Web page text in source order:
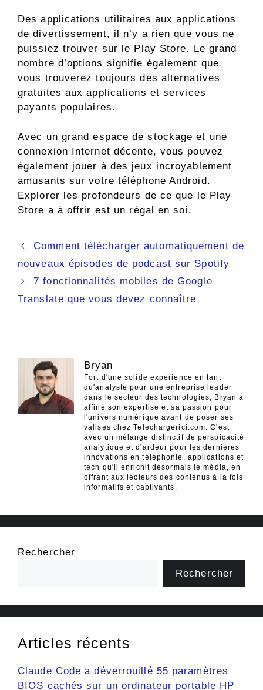
Des applications utilitaires aux applications
de divertissement, il n’y a rien que vous ne
puissiez trouver sur le Play Store. Le grand
nombre d’options signifie également que
vous trouverez toujours des alternatives
gratuites aux applications et services
payants populaires.
Avec un grand espace de stockage et une
connexion Internet décente, vous pouvez
également jouer à des jeux incroyablement
amusants sur votre téléphone Android.
Explorer les profondeurs de ce que le Play
Store a à offrir est un régal en soi.
Navigation
des
Comment télécharger automatiquement de
nouveaux épisodes de podcast sur Spotify
7 fonctionnalités mobiles de Google
Translate que vous devez connaître
Bryan
Fort d'une solide expérience en tant
qu'analyste pour une entreprise leader
dans le secteur des technologies, Bryan a
affiné son expertise et sa passion pour
l'univers numérique avant de poser ses
valises chez Telechargerici.com. C'est
avec un mélange distinctif de perspicacité
analytique et d'ardeur pour les dernières
innovations en téléphonie, applications et
tech qu'il enrichit désormais le média, en
offrant aux lecteurs des contenus à la fois
informatifs et captivants.
Rechercher
Rechercher
Articles récents
Claude Code a déverrouillé 55 paramètres
BIOS cachés sur un ordinateur portable HP